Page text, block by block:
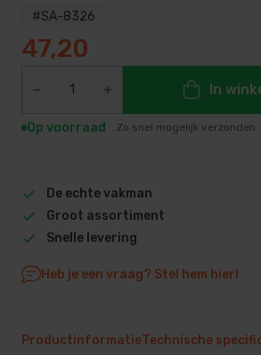
#SA-8326
47,20
In
Op voorraad Zo snel mogelijk verzonden
De echte vakman
Groot assortiment
Snelle levering
Heb je een vraag? Stel hem hier!
ProductinformatieTechnische